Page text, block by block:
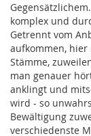
komplex und
Getrennt vom
aufkommen,
Stämme,
man genauer
anklingt und
wird - so
Bewältigung
verschiedenste